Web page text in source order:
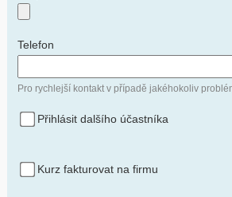
Telefon
Pro rychlejší kontakt v případě jakéhokoliv
Přihlásit dalšího účastníka
Kurz fakturovat na firmu